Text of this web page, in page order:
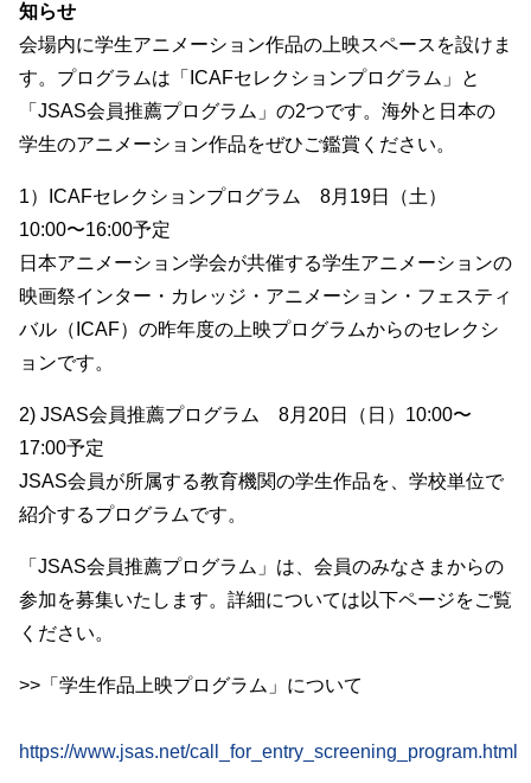
知らせ
会場内に学生アニメーション作品の上映スペースを設けま
す。プログラムは「ICAFセレクションプログラム」と
「JSAS会員推薦プログラム」の2つです。海外と日本の
学生のアニメーション作品をぜひご鑑賞ください。
1）ICAFセレクションプログラム 8月19日（土）
10:00〜16:00予定
日本アニメーション学会が共催する学生アニメーションの
映画祭インター・カレッジ・アニメーション・フェスティ
バル（ICAF）の昨年度の上映プログラムからのセレクシ
ョンです。
2) JSAS会員推薦プログラム 8月20日（日）10:00〜
17:00予定
JSAS会員が所属する教育機関の学生作品を、学校単位で
紹介するプログラムです。
「JSAS会員推薦プログラム」は、会員のみなさまからの
参加を募集いたします。詳細については以下ページをご覧
ください。
>>「学生作品上映プログラム」について
https://www.jsas.net/call_for_entry_screening_program.html